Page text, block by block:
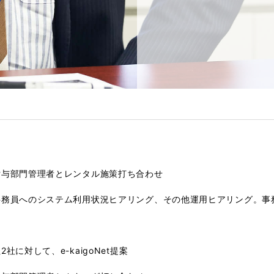
部門管理者とレンタル施策打ち合わせ
員へのシステム利用状況ヒアリング、その他運用ヒアリング。事
2社に対して、e-kaigoNet提案